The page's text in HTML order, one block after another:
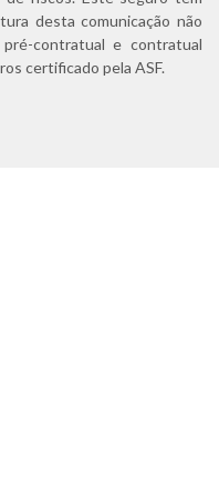
desta comunicação não
contratual e contratual
certificado pela ASF.